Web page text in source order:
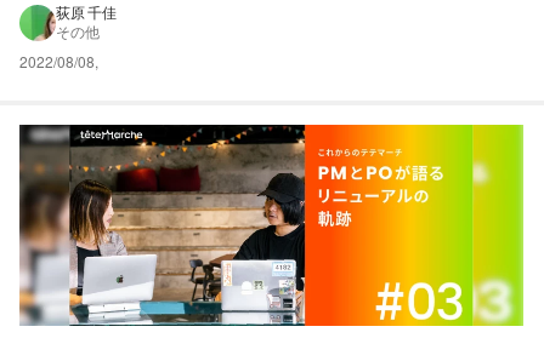
ル・アイデンティティ）を制定し、さらなる企業発展を目指します。
本記事では、リブランディングをどのように進...
荻原 千佳
その他
2022/08/08,